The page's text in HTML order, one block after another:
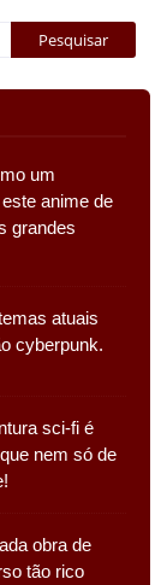
um
anime de
grandes
atuais
cyberpunk.
sci-fi é
nem só de
obra de
tão rico